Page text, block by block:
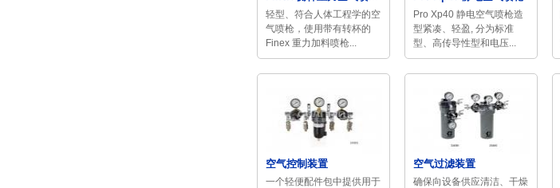
轻型、符合人体工程学的空
气喷枪，使用带有转杯的
Finex 重力加料喷枪...
Pro Xp40 静电空气喷枪造
型紧凑、轻盈, 分为标准
型、高传导性型和电压...
空气控制装置
一个轻便配件包中提供用于
空气过滤装置
确保向设备供应清洁、干燥